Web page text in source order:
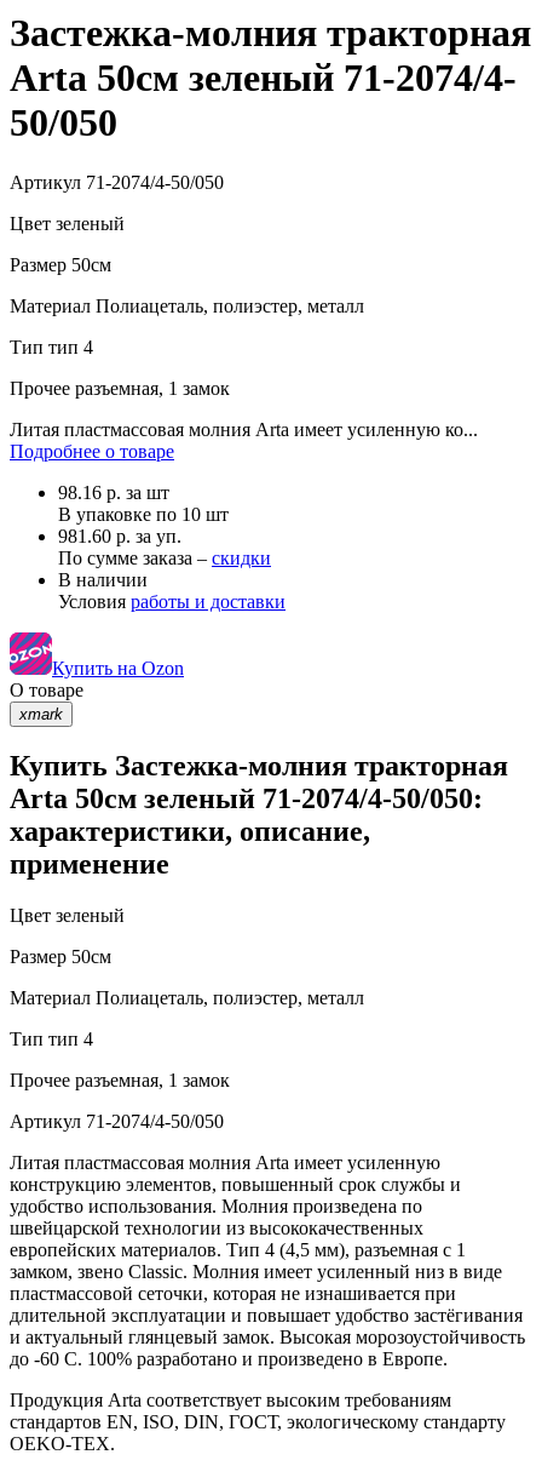
Застежка-молния тракторная
Arta 50см зеленый 71-2074/4-
50/050
Артикул 71-2074/4-50/050
Цвет зеленый
Размер 50см
Материал Полиацеталь, полиэстер, металл
Тип тип 4
Прочее разъемная, 1 замок
Литая пластмассовая молния Arta имеет усиленную ко...
Подробнее о товаре
98.16 р. за шт
В упаковке по 10 шт
981.60 р. за уп.
По сумме заказа – скидки
В наличии
Условия работы и доставки
Купить на Ozon
О товаре
xmark
Купить Застежка-молния тракторная
Arta 50см зеленый 71-2074/4-50/050:
характеристики, описание,
применение
Цвет зеленый
Размер 50см
Материал Полиацеталь, полиэстер, металл
Тип тип 4
Прочее разъемная, 1 замок
Артикул 71-2074/4-50/050
Литая пластмассовая молния Arta имеет усиленную
конструкцию элементов, повышенный срок службы и
удобство использования. Молния произведена по
швейцарской технологии из высококачественных
европейских материалов. Тип 4 (4,5 мм), разъемная с 1
замком, звено Classic. Молния имеет усиленный низ в виде
пластмассовой сеточки, которая не изнашивается при
длительной эксплуатации и повышает удобство застёгивания
и актуальный глянцевый замок. Высокая морозоустойчивость
до -60 C. 100% разработано и произведено в Европе.
Продукция Arta соответствует высоким требованиям
стандартов EN, ISO, DIN, ГОСТ, экологическому стандарту
OEKO-TEX.